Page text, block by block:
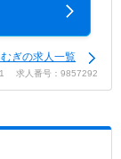
ぎの求人一覧
求人番号：9857292